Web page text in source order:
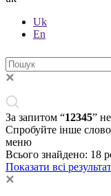
Uk
En
За запитом “12345”
Спробуйте інше
меню
Всього знайдено: 18
Показати всі